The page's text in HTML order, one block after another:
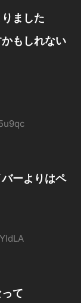
ました
もしれない
ーよりはペ
て